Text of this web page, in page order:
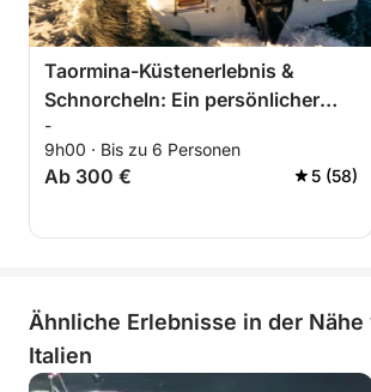
Taormina-Küstenerlebnis &
Schnorcheln: Ein persönlicher
Privatausflug durch kristallklares
Wasser, versteckte Buchten und
Höhlen mit Blick auf den Ätna.
-
9h00 · Bis zu 6 Personen
Ab 300 € 5 (58)
Ähnliche Erlebnisse in der Nähe
Italien